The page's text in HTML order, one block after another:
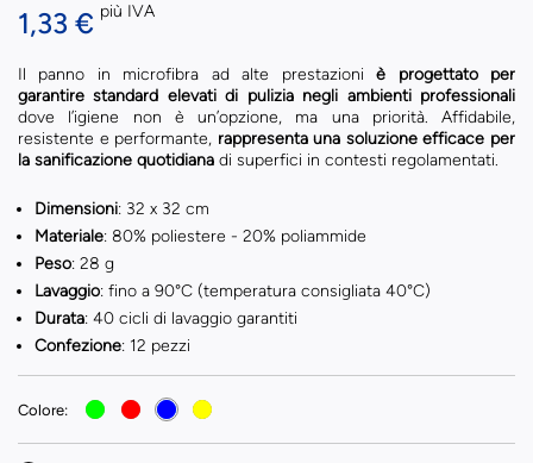
1,33 € più IVA
Il panno in microfibra ad alte prestazioniè progettato per
garantire standard elevati di pulizia negli ambienti professionali
dove l’igiene non è un’opzione, ma una priorità. Affidabile,
resistente e performante, rappresenta una soluzione efficace per
la sanificazione quotidiana di superfici in contesti regolamentati.
Dimensioni: 32 x 32 cm
Materiale: 80% poliestere - 20% poliammide
Peso: 28 g
Lavaggio: fino a 90°C (temperatura consigliata 40°C)
Durata: 40 cicli di lavaggio garantiti
Confezione: 12 pezzi
Colore: